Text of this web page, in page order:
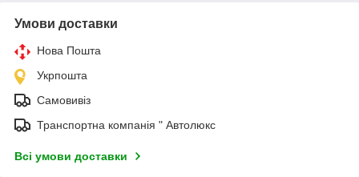
Умови доставки
Нова Пошта
Укрпошта
Самовивіз
Транспортна компанія " Автолюкс
Всі умови доставки